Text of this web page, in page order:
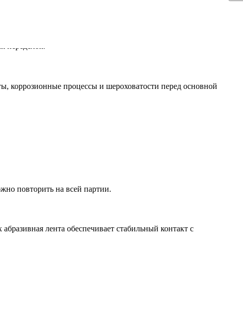
но результат сильно зависит от опыта и физической
коррозионные процессы и шероховатости перед основной
повторить на всей партии.
лента обеспечивает стабильный контакт с